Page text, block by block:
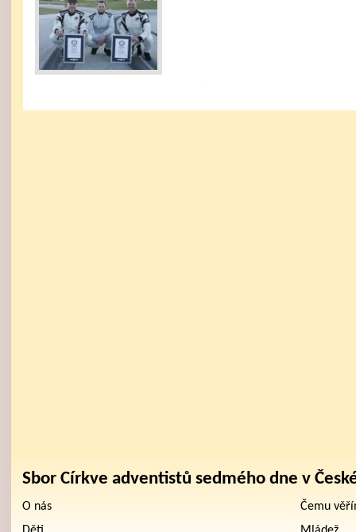
Sbor Církve adventistů sedmého dne v
O nás
Čemu